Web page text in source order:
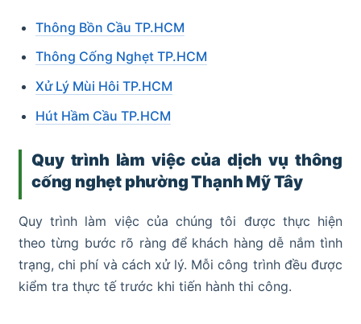
Thông Bồn Cầu TP.HCM
Thông Cống Nghẹt TP.HCM
Xử Lý Mùi Hôi TP.HCM
Hút Hầm Cầu TP.HCM
Quy trình làm việc của dịch vụ thông
cống nghẹt phường Thạnh Mỹ Tây
Quy trình làm việc của chúng tôi được thực hiện
theo từng bước rõ ràng để khách hàng dễ nắm tình
trạng, chi phí và cách xử lý. Mỗi công trình đều được
kiểm tra thực tế trước khi tiến hành thi công.